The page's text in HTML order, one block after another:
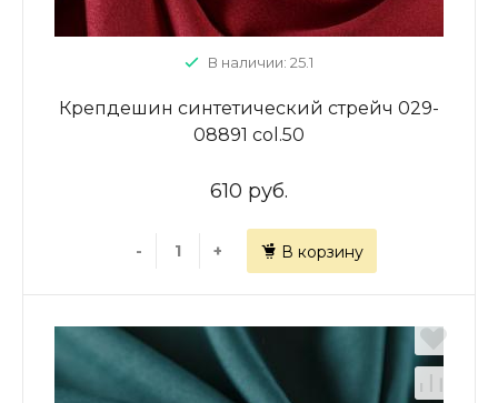
В наличии: 25.1
Крепдешин синтетический стрейч 029-
08891 col.50
610 руб.
- + В корзину